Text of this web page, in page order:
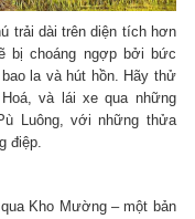
trải dài trên diện tích hơn
bị choáng ngợp bởi bức
la và hút hồn. Hãy thử
và lái xe qua những
Luông, với những thửa
điệp.
Kho Mường – một bản